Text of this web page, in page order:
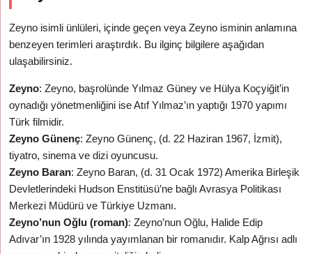
Zeyno isimli ünlüleri, içinde geçen veya Zeyno isminin anlamına
benzeyen terimleri araştırdık. Bu ilginç bilgilere aşağıdan
ulaşabilirsiniz.
Zeyno: Zeyno, başrolünde Yılmaz Güney ve Hülya Koçyiğit’in
oynadığı yönetmenliğini ise Atıf Yılmaz’ın yaptığı 1970 yapımı
Türk filmidir.
Zeyno Günenç: Zeyno Günenç, (d. 22 Haziran 1967, İzmit),
tiyatro, sinema ve dizi oyuncusu.
Zeyno Baran: Zeyno Baran, (d. 31 Ocak 1972) Amerika Birleşik
Devletlerindeki Hudson Enstitüsü’ne bağlı Avrasya Politikası
Merkezi Müdürü ve Türkiye Uzmanı.
Zeyno’nun Oğlu (roman): Zeyno’nun Oğlu, Halide Edip
Adıvar’ın 1928 yılında yayımlanan bir romanıdır. Kalp Ağrısı adlı